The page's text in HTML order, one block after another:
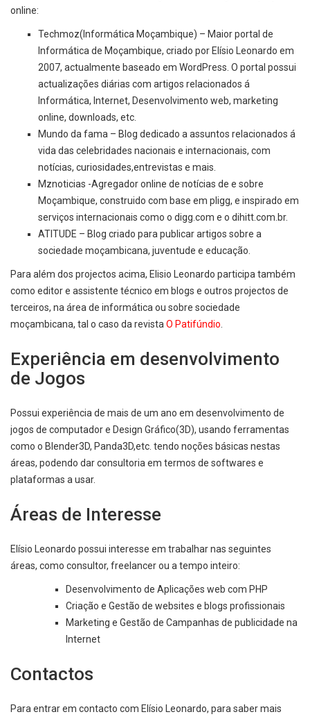
online:
Techmoz(Informática Moçambique) – Maior portal de
Informática de Moçambique, criado por Elísio Leonardo em
2007, actualmente baseado em WordPress. O portal possui
actualizações diárias com artigos relacionados á
Informática, Internet, Desenvolvimento web, marketing
online, downloads, etc.
Mundo da fama – Blog dedicado a assuntos relacionados á
vida das celebridades nacionais e internacionais, com
notícias, curiosidades,entrevistas e mais.
Mznoticias -Agregador online de notícias de e sobre
Moçambique, construido com base em pligg, e inspirado em
serviços internacionais como o digg.com e o dihitt.com.br.
ATITUDE – Blog criado para publicar artigos sobre a
sociedade moçambicana, juventude e educação.
Para além dos projectos acima, Elisio Leonardo participa também
como editor e assistente técnico em blogs e outros projectos de
terceiros, na área de informática ou sobre sociedade
moçambicana, tal o caso da revista O Patifúndio
Experiência em desenvolvimento
de Jogos
Possui experiência de mais de um ano em desenvolvimento de
jogos de computador e Design Gráfico(3D), usando ferramentas
como o Blender3D, Panda3D,etc. tendo noções básicas nestas
áreas, podendo dar consultoria em termos de softwares e
plataformas a usar.
Áreas de Interesse
Elísio Leonardo possui interesse em trabalhar nas seguintes
áreas, como consultor, freelancer ou a tempo inteiro:
Desenvolvimento de Aplicações web com PHP
Criação e Gestão de websites e blogs profissionais
Marketing e Gestão de Campanhas de publicidade na
Internet
Contactos
Para entrar em contacto com Elísio Leonardo, para saber mais